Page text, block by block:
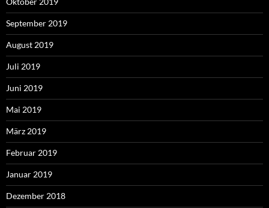
September 2019
August 2019
Juli 2019
Juni 2019
Mai 2019
März 2019
Februar 2019
Januar 2019
Dezember 2018